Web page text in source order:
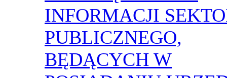
INFORMACJI
PUBLICZNEGO,
BĘDĄCYCH W